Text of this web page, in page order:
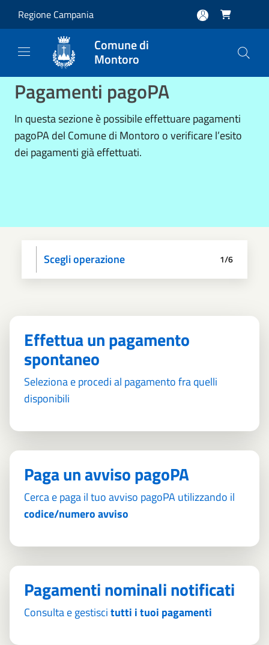
Regione Campania 
Comune di
Montoro
Pagamenti pagoPA
In questa sezione è possibile effettuare pagamenti
pagoPA del Comune di Montoro o verificare l’esito
dei pagamenti già effettuati.
Scegli operazione
Informativa privacy
Scegli il pagamento
Dati anagrafici
Paga
Riepilogo 1/6
Effettua un pagamento
spontaneo
Seleziona e procedi al pagamento fra quelli
disponibili
Paga un avviso pagoPA
Cerca e paga il tuo avviso pagoPA utilizzando il
codice/numero avviso
Pagamenti nominali notificati
Consulta e gestiscitutti i tuoi pagamenti